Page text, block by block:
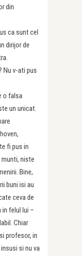
din
ca sunt cel
dirijor de
Nu v-ati pus
o falsa
un unicat.
fi pus in
niste
Bine,
buni isi au
ceva de
felul lui –
Chiar
profesor, in
si nu va